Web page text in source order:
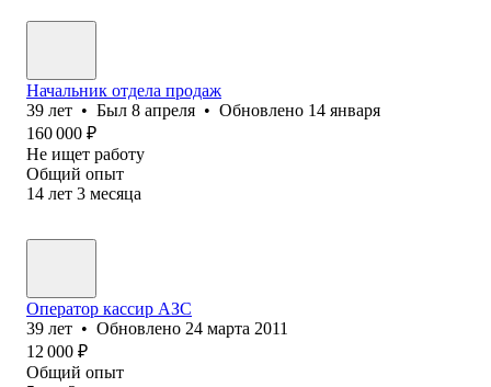
Начальник отдела продаж
39 лет • Был 8 апреля • Обновлено 14 января
160 000 ₽
Не ищет работу
Общий опыт
14 лет 3 месяца
Оператор кассир АЗС
39 лет • Обновлено 24 марта 2011
12 000 ₽
Общий опыт